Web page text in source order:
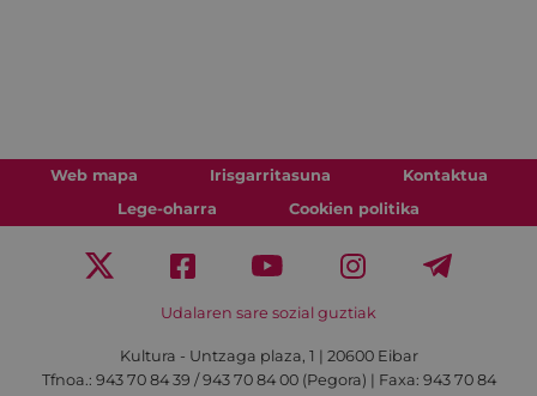
Web mapa Irisgarritasuna
Kontaktua
Lege-oharra
Cookien politika
Udalaren sare sozial guztiak
Kultura - Untzaga plaza, 1 | 20600 Eibar
Tfnoa.: 943 70 84 39 / 943 70 84 00 (Pegora) | Faxa: 943 70 84